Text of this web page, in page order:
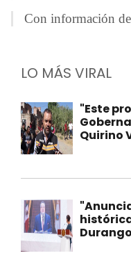
Con información
LO MÁS VIRAL
"Este
Quirino